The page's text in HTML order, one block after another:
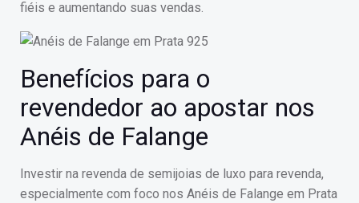
fiéis e aumentando suas vendas.
Benefícios para o
revendedor ao apostar nos
Anéis de Falange
Investir na revenda de semijoias de luxo para revenda,
especialmente com foco nos Anéis de Falange em Prata